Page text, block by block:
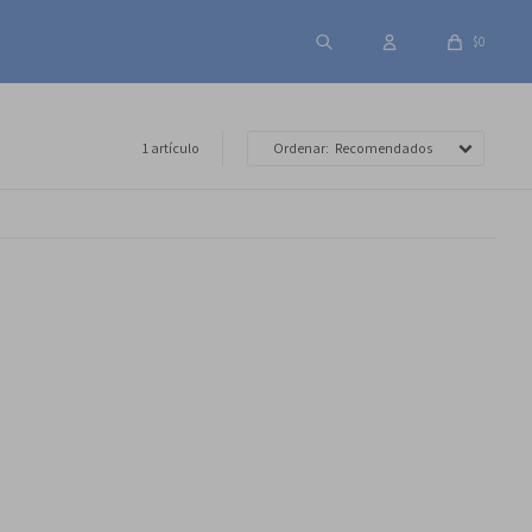
$0
1 artículo Recomendados